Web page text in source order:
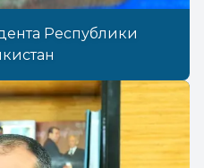
Республики